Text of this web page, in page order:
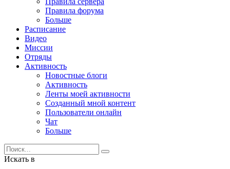
Правила форума
Больше
Расписание
Видео
Миссии
Отряды
Активность
Новостные блоги
Активность
Ленты моей активности
Созданный мной контент
Пользователи онлайн
Чат
Больше
Искать в